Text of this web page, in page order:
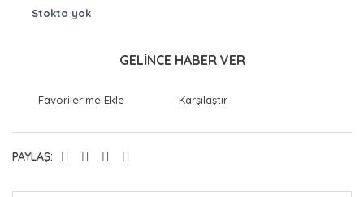
Stokta yok
GELİNCE HABER VER
Karşılaştır
PAYLAŞ: